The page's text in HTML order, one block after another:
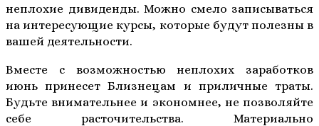
неплохие дивиденды. Можно смело записываться
на интересующие курсы, которые будут полезны в
вашей деятельности.
Вместе с возможностью неплохих заработков
июнь принесет Близнецам и приличные траты.
Будьте внимательнее и экономнее, не позволяйте
себе расточительства. Материально